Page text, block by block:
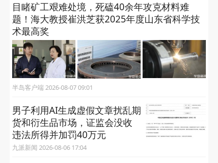
目睹矿工艰难处境，死磕40余年攻克材料难
题！海大教授崔洪芝获2025年度山东省科学技
术最高奖
半岛客户端 2026-08-07 09:01
男子利用AI生成虚假文章扰乱期
货和衍生品市场，证监会没收
违法所得并加罚40万元
九派新闻 2026-08-06 17:04